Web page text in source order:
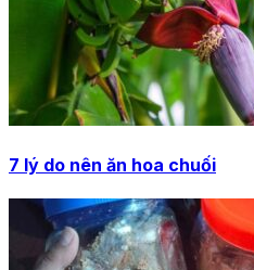
7 lý do nên ăn hoa chuối